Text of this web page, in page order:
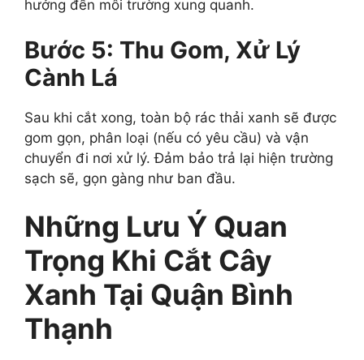
hưởng đến môi trường xung quanh.
Bước 5: Thu Gom, Xử Lý
Cành Lá
Sau khi cắt xong, toàn bộ rác thải xanh sẽ được
gom gọn, phân loại (nếu có yêu cầu) và vận
chuyển đi nơi xử lý. Đảm bảo trả lại hiện trường
sạch sẽ, gọn gàng như ban đầu.
Những Lưu Ý Quan
Trọng Khi Cắt Cây
Xanh Tại Quận Bình
Thạnh